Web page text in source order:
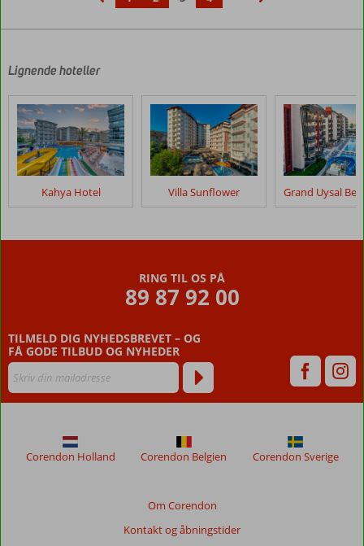
Lignende hoteller
Kahya Hotel Villa Sunflower
RING TIL OS PÅ
89 87 92 00
TILMELD DIG NYHEDSBREVET – OG
FÅ GODE TILBUD OG NYHEDER
Om Corendon
Kontakt og åbningstider
Corendon Holland Corendon Belgien Corendon Sverige